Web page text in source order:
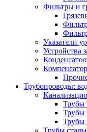
Фильтры и
Указатели
Устройства
Трубопроводы:
Трубы
Трубы
Трубы
Трубы